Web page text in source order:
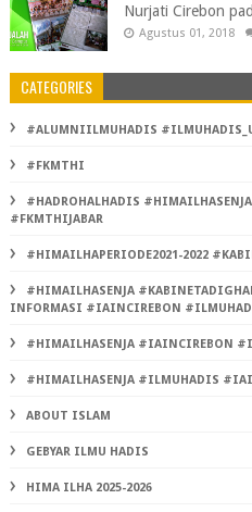
Nurjati Cirebon
Agustus 01, 2018
CATEGORIES
#ALUMNIILMUHADIS
#FKMTHI
#HADROHALHADIS
#FKMTHIJABAR
#HIMAILHAPERIODE2021-2022
#HIMAILHASENJA
INFORMASI #IAINCIREBON
#HIMAILHASENJA #IAINCIREBON
#HIMAILHASENJA #ILMUHADIS
ABOUT ISLAM
GEBYAR ILMU HADIS
HIMA ILHA 2025-2026